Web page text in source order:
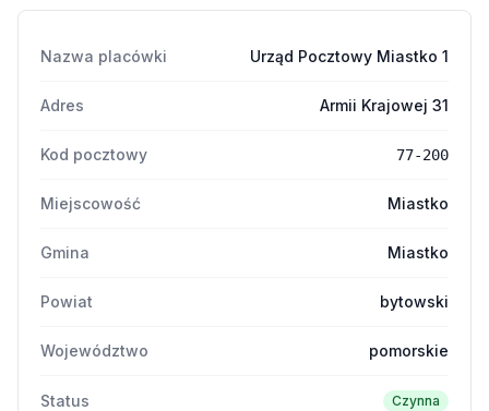
Nazwa placówki Urząd Pocztowy Miastko 1
Adres Armii Krajowej 31
Kod pocztowy 77-200
Miejscowość Miastko
Gmina Miastko
Powiat bytowski
Województwo pomorskie
Status Czynna